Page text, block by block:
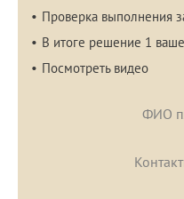
Проверка выполнения
В итоге решение 1
Посмотреть видео